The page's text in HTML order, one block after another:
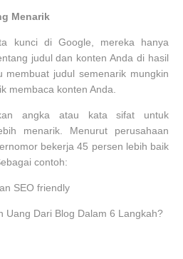
Menarik
kunci di Google, mereka hanya
judul dan konten Anda di hasil
membuat judul semenarik mungkin
membaca konten Anda.
angka atau kata sifat untuk
menarik. Menurut perusahaan
bekerja 45 persen lebih baik
contoh:
SEO friendly
Uang Dari Blog Dalam 6 Langkah?